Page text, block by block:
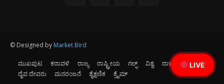
LIVE
© Designed by Market Bird
ಮುಖಪುಟ ಕರಾವಳಿ ರಾಜ್ಯ ರಾಷ್ಟ್ರೀಯ ಗಲ್ಫ್ ವಿಶ್ವ ರಾಜಕೀಯ
ಕ್ರೀಡೆ
ದೈವ ದೇವರು
ಮನರಂಜನೆ ಶೈಕ್ಷಣಿಕ ಕ್ರೈಮ್